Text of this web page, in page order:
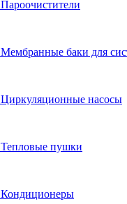
Пароочистители
Мембранные баки для
Циркуляционные насосы
Тепловые пушки
Кондиционеры